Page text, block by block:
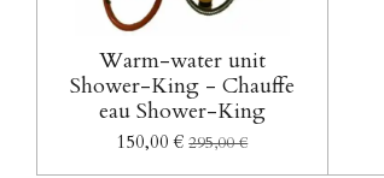
Warm-water unit
Shower-King - Chauffe
eau Shower-King
150,00 € 295,00 €